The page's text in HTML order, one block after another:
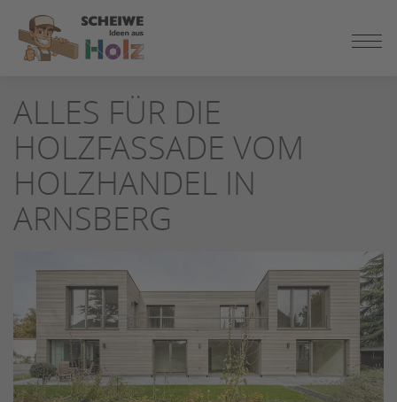
SEITENINHALT
SPRINGEN
ALLES FÜR DIE
HOLZFASSADE VOM
HOLZHANDEL IN
ARNSBERG